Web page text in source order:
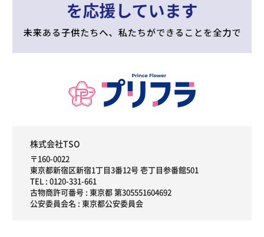
株式会社TSO
〒160-0022
東京都新宿区新宿1丁目3番12号 壱丁目参番館501
TEL : 0120-331-661
古物商許可番号 : 東京都 第305551604692
公安委員会名 : 東京都公安委員会